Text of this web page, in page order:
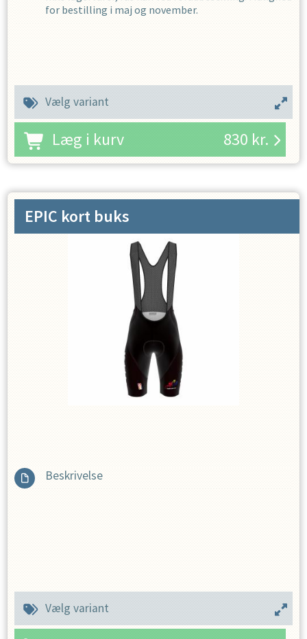
for bestilling i maj og november.
Læg i kurv 830 kr.
Vælg variant
EPIC kort buks
Beskrivelse
Vælg variant